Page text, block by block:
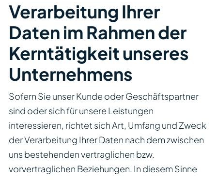
Verarbeitung Ihrer
Daten im Rahmen der
Kerntätigkeit unseres
Unternehmens
Sofern Sie unser Kunde oder Geschäftspartner
sind oder sich für unsere Leistungen
interessieren, richtet sich Art, Umfang und Zweck
der Verarbeitung Ihrer Daten nach dem zwischen
uns bestehenden vertraglichen bzw.
vorvertraglichen Beziehungen. In diesem Sinne